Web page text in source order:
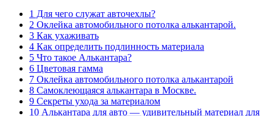
1 Для чего служат авточехлы?
2 Оклейка автомобильного потолка алькантарой.
3 Как ухаживать
4 Как определить подлинность материала
5 Что такое Алькантара?
6 Цветовая гамма
7 Оклейка автомобильного потолка алькантарой
8 Самоклеющаяся алькантара в Москве.
9 Секреты ухода за материалом
10 Алькантара для авто — удивительный материал для